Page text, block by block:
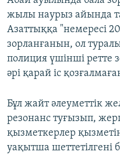
жылы наурыз айында
Азаттыққа "немересі
зорланғанын, ол
полиция үшінші ретте
әрі қарай іс
Бұл жайт әлеуметтік
резонанс туғызып,
қызметкерлер
уақытша шеттетілгені